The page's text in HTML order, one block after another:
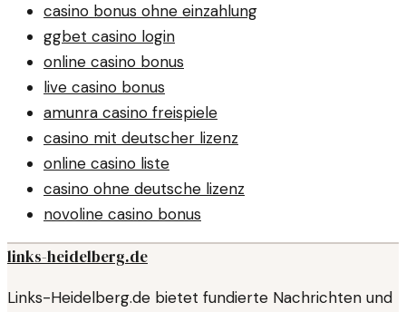
casino bonus ohne einzahlung
ggbet casino login
online casino bonus
live casino bonus
amunra casino freispiele
casino mit deutscher lizenz
online casino liste
casino ohne deutsche lizenz
novoline casino bonus
links-heidelberg.de
Links-Heidelberg.de bietet fundierte Nachrichten und